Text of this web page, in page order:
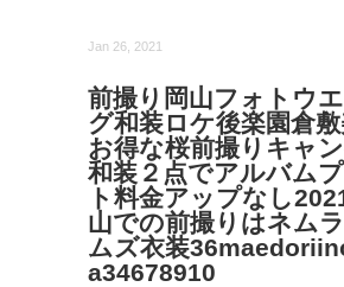
Jan 26, 2021
前撮り岡山フォトウ
グ和装ロケ後楽園倉
お得な桜前撮りキャ
和装２点でアルバム
ト料金アップなし
山での前撮りはネム
ムズ衣装
a34678910